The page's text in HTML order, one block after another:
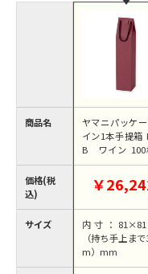
商品名
価格(税
込)
サイズ
ヤマニパッケ
イン1本手提箱 K-304
B ワイン 100
（ご注文単位
￥
内寸：
（持ち手上ま
m）mm